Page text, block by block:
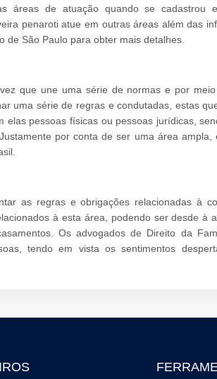
áreas de atuação quando se cadastrou
penaroti atue em outras áreas além das
São Paulo para obter mais detalhes.
que une uma série de normas e por
uma série de regras e condutadas, estas
pessoas físicas ou pessoas jurídicas,
por conta de ser uma área ampla,
as regras e obrigações relacionadas à
à esta área, podendo ser desde à
Os advogados de Direito da
tendo em vista os sentimentos